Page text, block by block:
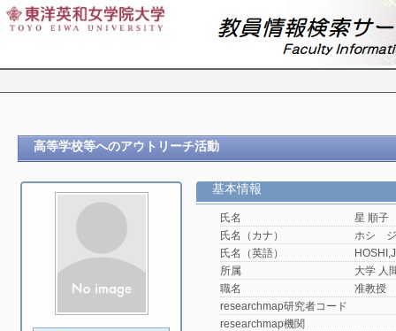
高等学校等へのアウトリーチ活動
基本情報
氏名
星 順子
氏名（カナ）
ホシ ジ
氏名（英語）
所属
大学 人
職名
准教授
researchmap研究者コード
researchmap機関